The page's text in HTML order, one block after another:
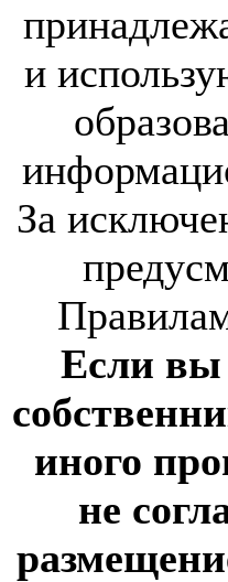
и
За
Если вы
иного
не